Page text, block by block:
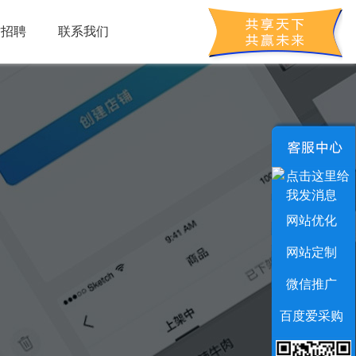
聘 联系我们
网站优化
网站定制
微信推广
百度爱采购